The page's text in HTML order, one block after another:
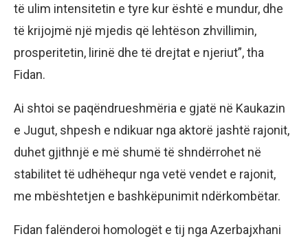
të ulim intensitetin e tyre kur është e mundur, dhe
të krijojmë një mjedis që lehtëson zhvillimin,
prosperitetin, lirinë dhe të drejtat e njeriut”, tha
Fidan.
Ai shtoi se paqëndrueshmëria e gjatë në Kaukazin
e Jugut, shpesh e ndikuar nga aktorë jashtë rajonit,
duhet gjithnjë e më shumë të shndërrohet në
stabilitet të udhëhequr nga vetë vendet e rajonit,
me mbështetjen e bashkëpunimit ndërkombëtar.
Fidan falënderoi homologët e tij nga Azerbajxhani